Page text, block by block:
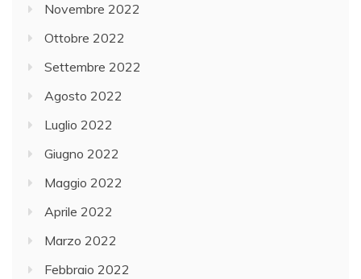
Novembre 2022
Ottobre 2022
Settembre 2022
Agosto 2022
Luglio 2022
Giugno 2022
Maggio 2022
Aprile 2022
Marzo 2022
Febbraio 2022